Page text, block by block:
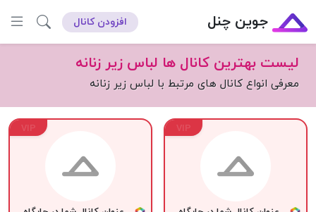
جوین چنل افزودن کانال
لیست بهترین کانال ها لباس زیر زنانه
معرفی انواع کانال های مرتبط با لباس زیر زنانه
VIP
VIP